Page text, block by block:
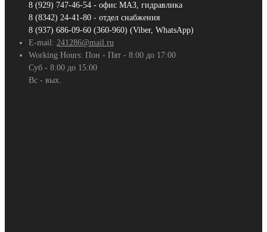
8 (929) 747-46-54 - офис МАЗ, гидравлика
8 (8342) 24-41-80 - отдел снабжения
8 (937) 686-09-60 (360-960) (Viber, WhatsApp)
E-mail: 241286@mail.ru
Working Hours: Пон - Пят - 8:00 до 17:00
Суб - 8:00 до 15:00
Вс - вых.